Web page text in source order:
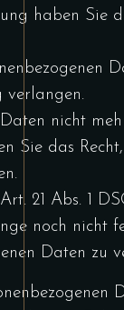
haben Sie
verlangen.
nicht
Sie das
21 Abs. 1
noch nicht
Daten zu